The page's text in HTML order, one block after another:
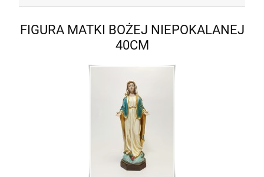
FIGURA MATKI BOŻEJ NIEPOKALANEJ
40CM